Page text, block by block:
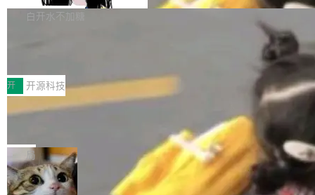
热门页面还是低关注度页面，均未出现近期更
本。 Solon 换了个方式。整个 i18n 模块围绕三
erg V3
半。在已有查询能力的基础上，Doris 进一步支
常维护操作，并完整支持 Iceberg V3 格式。
白开水不加糖
村国家自主创新示范区会议中心开幕。本届大会
由中关村智联软件服务业质量创新联盟主办，以
“智构可信·质创未来——AI原生时代的质量新范
式”为主题，直面AI从实验室走向规模化产业落地
的核心质量命题。会上，《2026智能研发生产力
工具选型手册》发布，Testin云测的Testin XAge
nt智能测试系统入选AI测试领域代表产品。对CI
开 开源科技
让非法状态不可表示：一篇关于 ADT
有一种东西，一旦用过就回不去了。Alex Fedos
eev 管它叫"软件设计的基石"。 他说的东西不新
鲜——代数数据类型（ADT），尤其是和类型
（sum type）。但他说清楚了一件事：这不是类
局
Cloudflare 开源内部企业 AI 平台 Clou